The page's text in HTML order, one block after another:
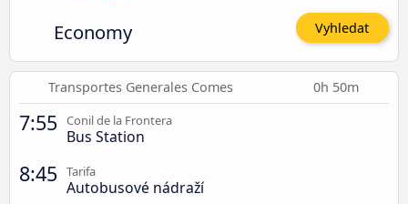
Economy Vyhledat
Transportes Generales Comes 0h 50m
7:55 Conil de la Frontera
Bus Station
8:45 Tarifa
Autobusové nádraží